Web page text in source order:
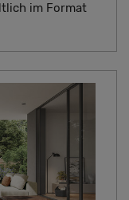
im Format